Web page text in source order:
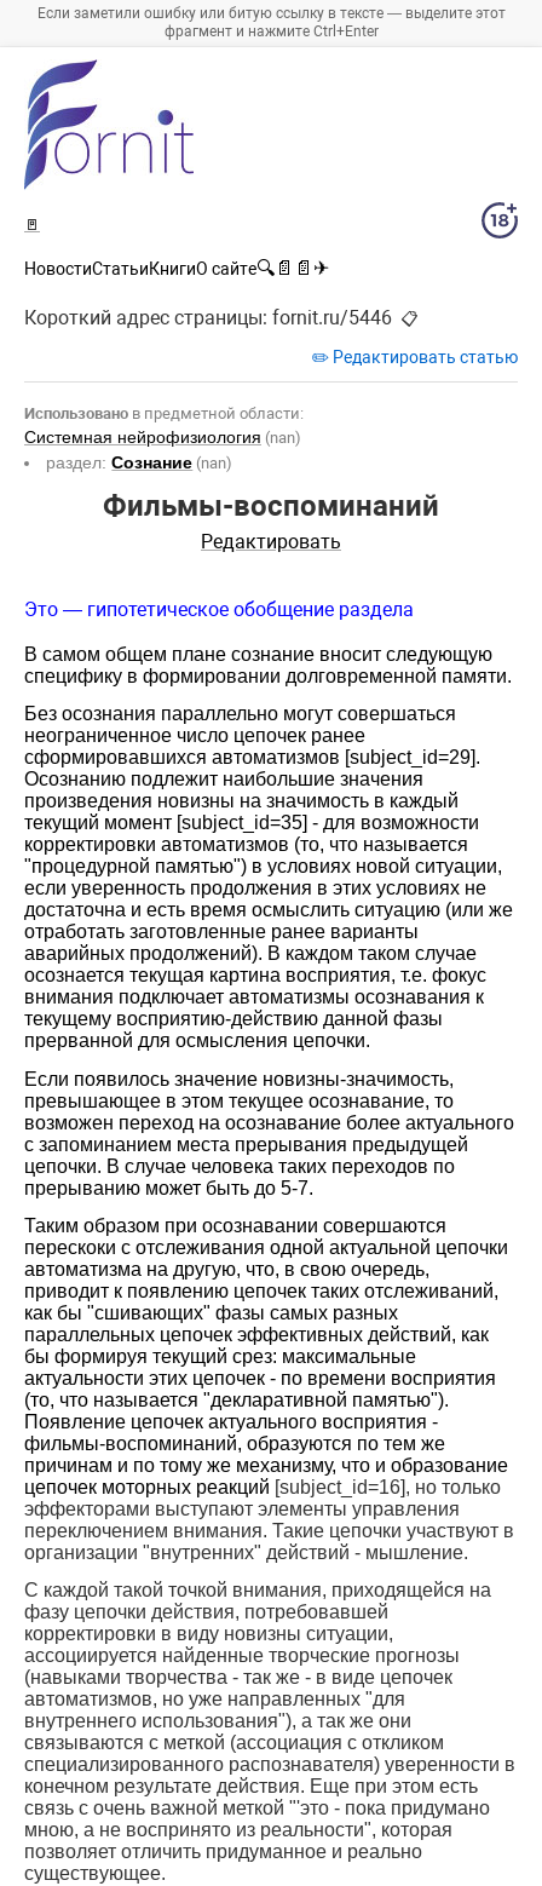
Если заметили ошибку или битую ссылку в тексте — выделите этот
фрагмент и нажмите Ctrl+Enter
🚪
НовостиСтатьиКнигиО сайте🔍 📄 📄 ✈
Короткий адрес страницы: fornit.ru/5446 📋
✏️ Редактировать статью
Использовано в предметной области:
Системная нейрофизиология (nan)
раздел:Сознание (nan)
Фильмы-воспоминаний
Редактировать
Это — гипотетическое обобщение раздела
В самом общем плане сознание вносит следующую
специфику в формировании долговременной памяти.
Без осознания параллельно могут совершаться
неограниченное число цепочек ранее
сформировавшихся автоматизмов [subject_id=29].
Осознанию подлежит наибольшие значения
произведения новизны на значимость в каждый
текущий момент [subject_id=35] - для возможности
корректировки автоматизмов (то, что называется
"процедурной памятью") в условиях новой ситуации,
если уверенность продолжения в этих условиях не
достаточна и есть время осмыслить ситуацию (или же
отработать заготовленные ранее варианты
аварийных продолжений). В каждом таком случае
осознается текущая картина восприятия, т.е. фокус
внимания подключает автоматизмы осознавания к
текущему восприятию-действию данной фазы
прерванной для осмысления цепочки.
Если появилось значение новизны-значимость,
превышающее в этом текущее осознавание, то
возможен переход на осознавание более актуального
с запоминанием места прерывания предыдущей
цепочки. В случае человека таких переходов по
прерыванию может быть до 5-7.
Таким образом при осознавании совершаются
перескоки с отслеживания одной актуальной цепочки
автоматизма на другую, что, в свою очередь,
приводит к появлению цепочек таких отслеживаний,
как бы "сшивающих" фазы самых разных
параллельных цепочек эффективных действий, как
бы формируя текущий срез: максимальные
актуальности этих цепочек - по времени восприятия
(то, что называется "декларативной памятью").
Появление цепочек актуального восприятия -
фильмы-воспоминаний, образуются по тем же
причинам и по тому же механизму, что и образование
цепочек моторных реакций [subject_id=16], но только
эффекторами выступают элементы управления
переключением внимания. Такие цепочки участвуют в
организации "внутренних" действий - мышление.
С каждой такой точкой внимания, приходящейся на
фазу цепочки действия, потребовавшей
корректировки в виду новизны ситуации,
ассоциируется найденные творческие прогнозы
(навыками творчества - так же - в виде цепочек
автоматизмов, но уже направленных "для
внутреннего использования"), а так же они
связываются с меткой (ассоциация с откликом
специализированного распознавателя) уверенности в
конечном результате действия. Еще при этом есть
связь с очень важной меткой "'это - пока придумано
мною, а не воспринято из реальности", которая
позволяет отличить придуманное и реально
существующее.